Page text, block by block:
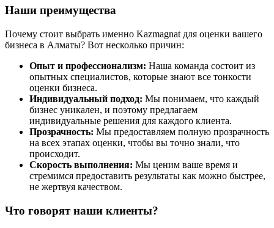
Наши преимущества
Почему стоит выбрать именно Kazmagnat для оценки вашего
бизнеса в Алматы? Вот несколько причин:
Опыт и профессионализм: Наша команда состоит из
опытных специалистов, которые знают все тонкости
оценки бизнеса.
Индивидуальный подход: Мы понимаем, что каждый
бизнес уникален, и поэтому предлагаем
индивидуальные решения для каждого клиента.
Прозрачность: Мы предоставляем полную прозрачность
на всех этапах оценки, чтобы вы точно знали, что
происходит.
Скорость выполнения: Мы ценим ваше время и
стремимся предоставить результаты как можно быстрее,
не жертвуя качеством.
Что говорят наши клиенты?